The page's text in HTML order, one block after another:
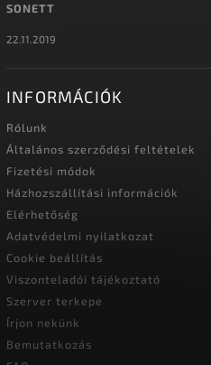
SONETT
22.11.2019
INFORMÁCIÓK
Rólunk
Általános szerződési feltételek
Fizetési módok
Házhozszállítási információk
Elérhetőség
Adatvédelmi nyilatkozat
Cookie beállítás
Viszonteladói tájékoztató
Szerver terkepe
Írjon nekünk
Bemutatkozás